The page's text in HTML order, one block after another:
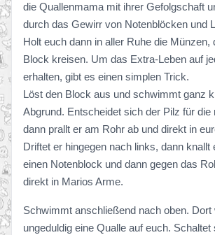
die Quallenmama mit ihrer Gefolgschaft
durch das Gewirr von Notenblöcken und
Holt euch dann in aller Ruhe die Münzen,
Block kreisen. Um das Extra-Leben auf
erhalten, gibt es einen simplen Trick.
Löst den Block aus und schwimmt ganz
Abgrund. Entscheidet sich der Pilz für die
dann prallt er am Rohr ab und direkt in
Driftet er hingegen nach links, dann knallt
einen Notenblock und dann gegen das
direkt in Marios Arme.
Schwimmt anschließend nach oben. Dort
ungeduldig eine Qualle auf euch. Schaltet